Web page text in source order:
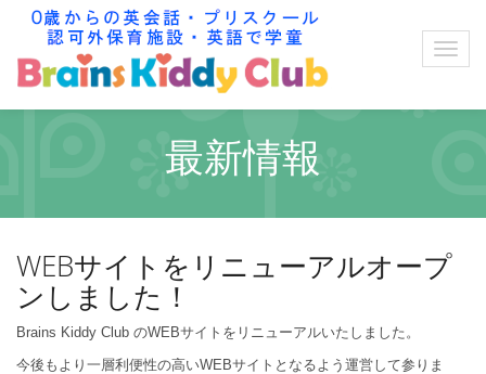
最新情報
WEBサイトをリニューアルオープ
ンしました！
Brains Kiddy Club のWEBサイトをリニューアルいたしました。
今後もより一層利便性の高いWEBサイトとなるよう運営して参りま